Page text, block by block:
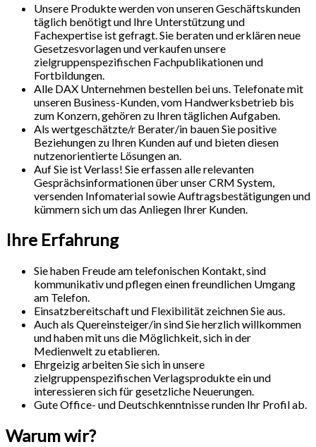
Unsere Produkte werden von unseren Geschäftskunden
täglich benötigt und Ihre Unterstützung und
Fachexpertise ist gefragt. Sie beraten und erklären neue
Gesetzesvorlagen und verkaufen unsere
zielgruppenspezifischen Fachpublikationen und
Fortbildungen.
Alle DAX Unternehmen bestellen bei uns. Telefonate mit
unseren Business-Kunden, vom Handwerksbetrieb bis
zum Konzern, gehören zu Ihren täglichen Aufgaben.
Als wertgeschätzte/r Berater/in bauen Sie positive
Beziehungen zu Ihren Kunden auf und bieten diesen
nutzenorientierte Lösungen an.
Auf Sie ist Verlass! Sie erfassen alle relevanten
Gesprächsinformationen über unser CRM System,
versenden Infomaterial sowie Auftragsbestätigungen und
kümmern sich um das Anliegen Ihrer Kunden.
Ihre Erfahrung
Sie haben Freude am telefonischen Kontakt, sind
kommunikativ und pflegen einen freundlichen Umgang
am Telefon.
Einsatzbereitschaft und Flexibilität zeichnen Sie aus.
Auch als Quereinsteiger/in sind Sie herzlich willkommen
und haben mit uns die Möglichkeit, sich in der
Medienwelt zu etablieren.
Ehrgeizig arbeiten Sie sich in unsere
zielgruppenspezifischen Verlagsprodukte ein und
interessieren sich für gesetzliche Neuerungen.
Gute Office- und Deutschkenntnisse runden Ihr Profil ab.
Warum wir?